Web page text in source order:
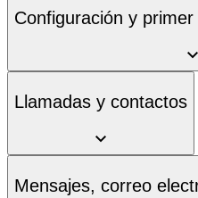
Configuración y
Llamadas y contactos
Mensajes, correo